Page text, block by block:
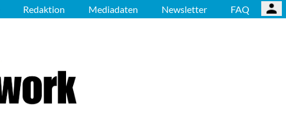
Redaktion Mediadaten Newsletter FAQ